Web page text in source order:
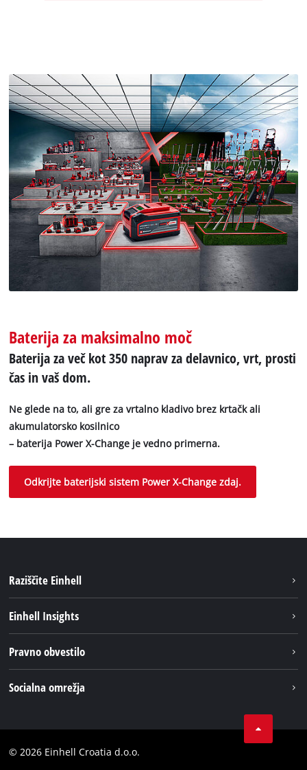
Baterija za maksimalno moč
Baterija za več kot 350 naprav za delavnico, vrt, prosti
čas in vaš dom.
Ne glede na to, ali gre za vrtalno kladivo brez krtačk ali
akumulatorsko kosilnico
– baterija Power X-Change je vedno primerna.
Odkrijte baterijski sistem Power X-Change zdaj.
Raziščite Einhell
Aku sistem
Brushless
Einhell Insights
Einhell globalno
Pravno obvestilo
Skladnost
Socialna omrežja
Facebook
© 2026 Einhell Croatia d.o.o.